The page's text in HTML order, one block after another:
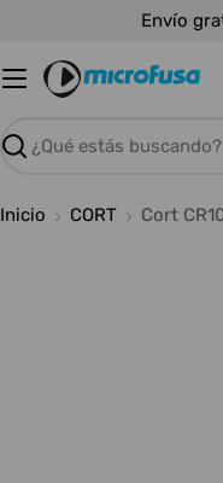
contenido
Envío
Buscar
Inicio CORT Cort